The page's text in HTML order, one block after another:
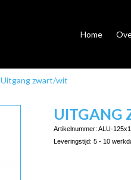
Home
Uitgang zwart/wit
UITGANG
Artikelnummer: ALU-
Leveringstijd: 5 - 10